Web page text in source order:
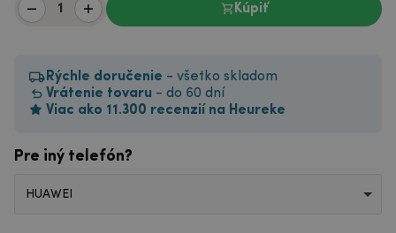
Kúpiť
Rýchle doručenie - všetko skladom
Vrátenie tovaru - do 60 dní
Viac ako 11.300 recenzií na Heureke
Pre iný telefón?
HUAWEI